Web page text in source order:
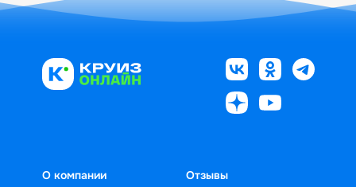
О компании
Отзывы